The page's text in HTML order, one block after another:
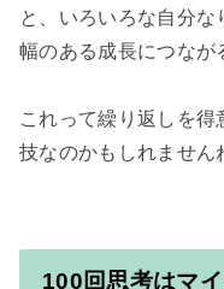
と、いろいろな自分な
幅のある成長につなが
これって繰り返しを
技なのかもしれません
100回思考はマ